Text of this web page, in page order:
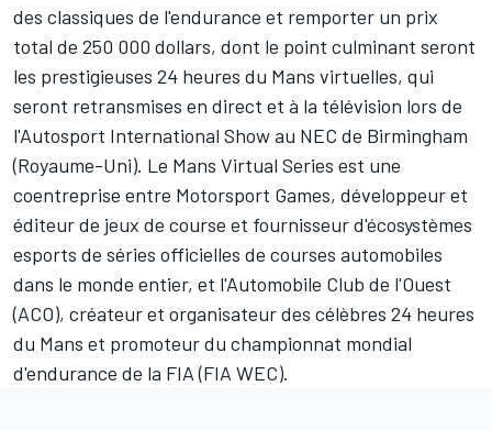
des classiques de l'endurance et remporter un prix
total de 250 000 dollars, dont le point culminant seront
les prestigieuses 24 heures du Mans virtuelles, qui
seront retransmises en direct et à la télévision lors de
l'Autosport International Show au NEC de Birmingham
(Royaume-Uni). Le Mans Virtual Series est une
coentreprise entre Motorsport Games, développeur et
éditeur de jeux de course et fournisseur d'écosystèmes
esports de séries officielles de courses automobiles
dans le monde entier, et l'Automobile Club de l'Ouest
(ACO), créateur et organisateur des célèbres 24 heures
du Mans et promoteur du championnat mondial
d'endurance de la FIA (FIA WEC).